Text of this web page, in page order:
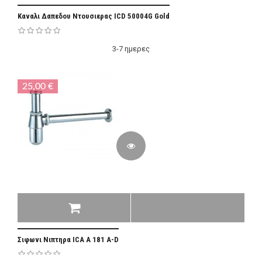
Καναλι Δαπεδου Ντουσιερας ICD 50004G Gold
3-7 ημερες
25,00 €
Σιφωνι Νιπτηρα ΙCA A 181 A-D